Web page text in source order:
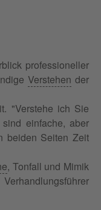
professioneller
Verstehen der
"Verstehe ich Sie
einfache, aber
beiden Seiten Zeit
, Tonfall und Mimik